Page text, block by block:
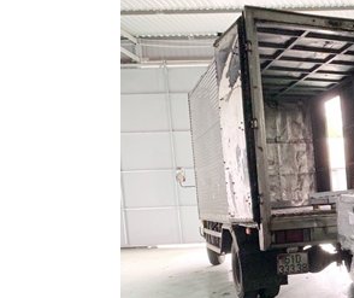
So sánh chi phí
vận hành của
các các loại xe